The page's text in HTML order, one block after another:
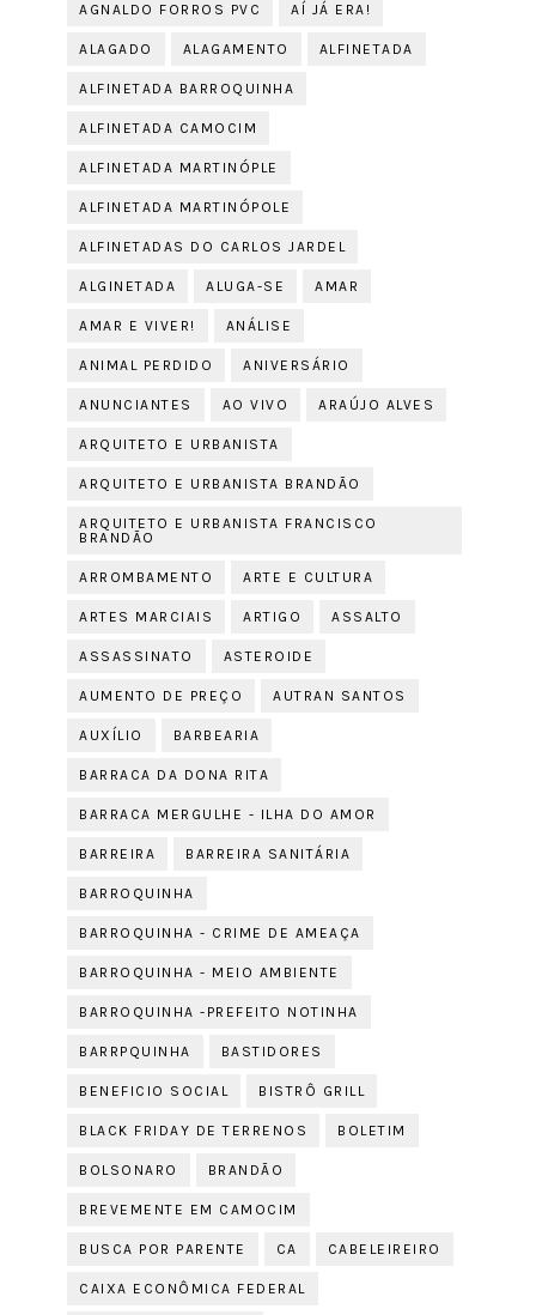
AGNALDO FORROS PVC AÍ JÁ ERA!
ALAGADO ALAGAMENTO ALFINETADA
ALFINETADA BARROQUINHA
ALFINETADA CAMOCIM
ALFINETADA MARTINÓPLE
ALFINETADA MARTINÓPOLE
ALFINETADAS DO CARLOS JARDEL
ALGINETADA ALUGA-SE AMAR
AMAR E VIVER! ANÁLISE
ANIMAL PERDIDO ANIVERSÁRIO
ANUNCIANTES AO VIVO ARAÚJO ALVES
ARQUITETO E URBANISTA
ARQUITETO E URBANISTA BRANDÃO
ARQUITETO E URBANISTA FRANCISCO
BRANDÃO
ARROMBAMENTO ARTE E CULTURA
ARTES MARCIAIS ARTIGO ASSALTO
ASSASSINATO ASTEROIDE
AUMENTO DE PREÇO AUTRAN SANTOS
AUXÍLIO BARBEARIA
BARRACA DA DONA RITA
BARRACA MERGULHE - ILHA DO AMOR
BARREIRA BARREIRA SANITÁRIA
BARROQUINHA
BARROQUINHA - CRIME DE AMEAÇA
BARROQUINHA - MEIO AMBIENTE
BARROQUINHA -PREFEITO NOTINHA
BARRPQUINHA BASTIDORES
BENEFICIO SOCIAL BISTRÔ GRILL
BLACK FRIDAY DE TERRENOS BOLETIM
BOLSONARO BRANDÃO
BREVEMENTE EM CAMOCIM
BUSCA POR PARENTE CA CABELEIREIRO
CAIXA ECONÔMICA FEDERAL